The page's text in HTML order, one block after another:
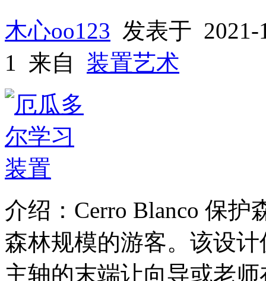
木心oo123 发表于
1 来自 装置艺术
介绍：Cerro Blanco 保
森林规模的游客。该设
主轴的末端让向导或老